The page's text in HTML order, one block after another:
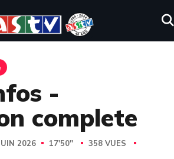
-
complete
2026 17'50''
358 VUES